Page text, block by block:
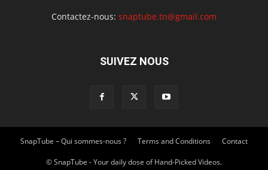
Contactez-nous: snaptube.tn@gmail.com
SUIVEZ NOUS
SnapTube – Qui sommes-nous ? Terms and Conditions Contact
© SnapTube - Your daily dose of Hand-Picked Videos.